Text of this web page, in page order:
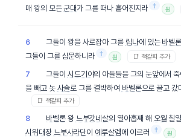
매 왕의 모든군대가 그를 떠나 흩어진지라 † 원
6 그들이 왕을 사로잡아 그를 립나에 있는 바벨론
그들이 그를 심문하니라 † 원 📑 책갈피 추가
7 그들이 시드기야의 아들들을 그의 눈앞에서
을 빼고 놋 사슬로 그를 결박하여 바벨론으로 끌고 갔
📑 책갈피 추가
8 바벨론왕 느부갓네살의 열아홉째 해 오월 칠
시위대장 느부사라단이 예루살렘에 이르러 † 원